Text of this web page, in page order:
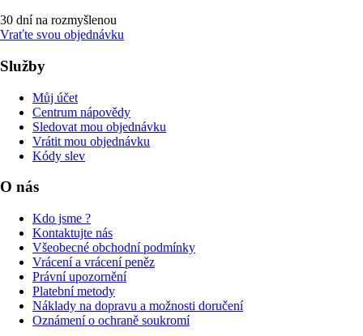
30 dní na rozmyšlenou
Vraťte svou objednávku
Služby
Můj účet
Centrum nápovědy
Sledovat mou objednávku
Vrátit mou objednávku
Kódy slev
O nás
Kdo jsme ?
Kontaktujte nás
Všeobecné obchodní podmínky
Vrácení a vrácení peněz
Právní upozornění
Platební metody
Náklady na dopravu a možnosti doručení
Oznámení o ochraně soukromí